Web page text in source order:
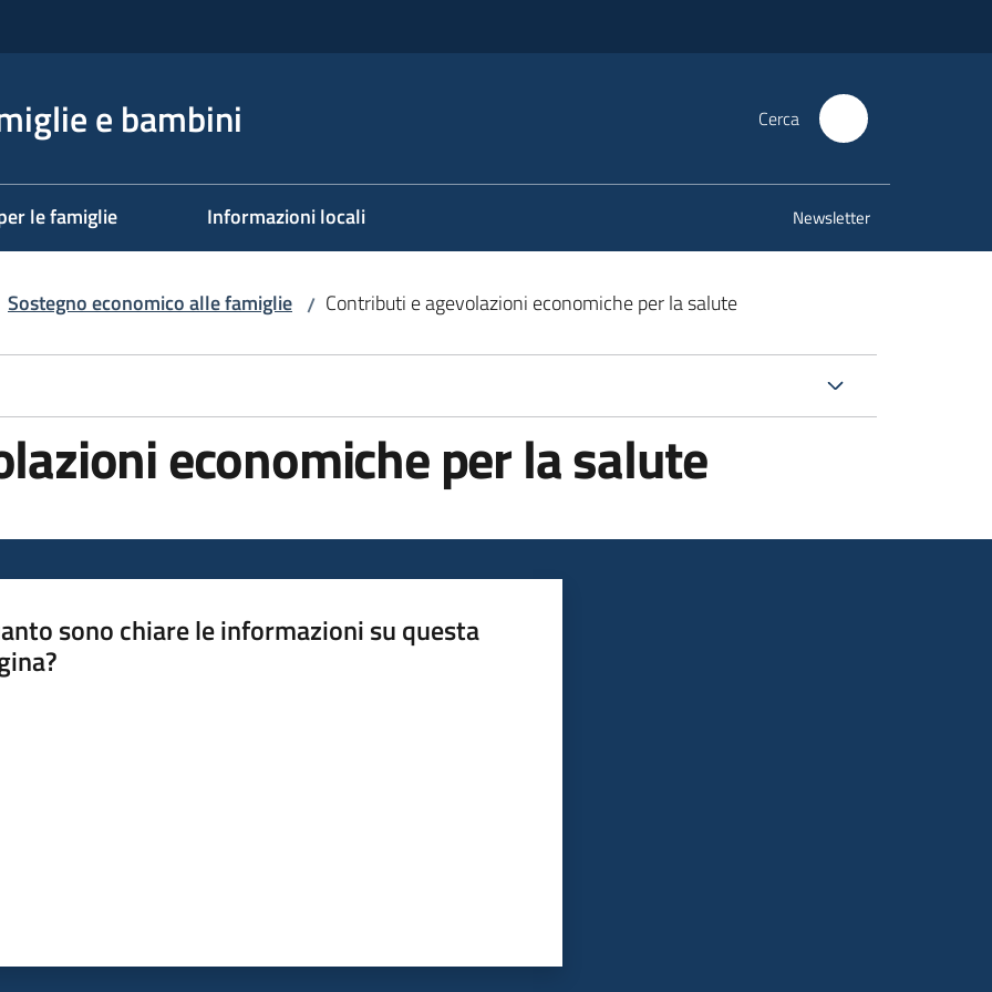
e bambini Cerca
le famiglie Informazioni locali Newsletter
Sostegno economico alle famiglie / Contributi e agevolazioni economiche per la salute
economiche per la salute
sono chiare le informazioni su questa